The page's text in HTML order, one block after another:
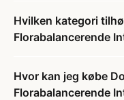
Hvilken kategori
Florabalancerende
Hvor kan jeg købe
Florabalancerende